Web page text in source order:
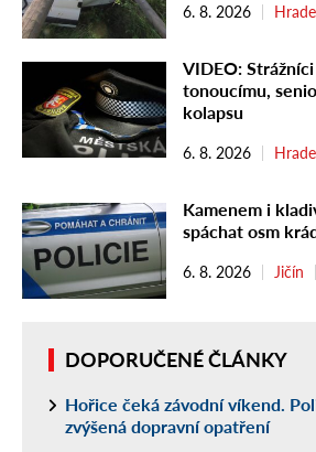
6. 8. 2026
VIDEO:
tonoucímu,
kolapsu
6. 8. 2026
Kamenem i
spáchat osm
6. 8. 2026 Jičín
DOPORUČENÉ ČLÁNKY
Hořice čeká závodní víkend.
zvýšená dopravní opatření